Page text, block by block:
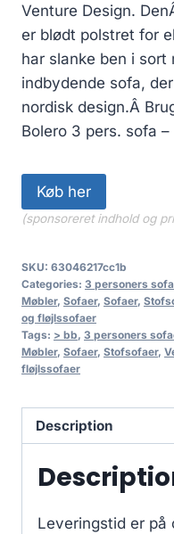
Venture Design.
er blødt polstret for
har slanke ben i sort
indbydende sofa,
nordisk design.Â
Bolero 3 pers. sofa
Køb her
(sponsoreret indhold og
SKU: 63046217cc1b
Categories: 3 personers
Møbler, Sofaer, Sofaer,
og fløjlssofaer
Tags: > bb, 3 personers
Møbler, Sofaer, Stofsofaer,
fløjlssofaer
Description
Leveringstid er på